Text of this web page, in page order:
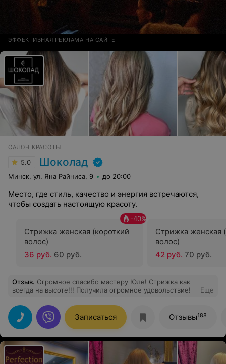
ЭФФЕКТИВНАЯ РЕКЛАМА НА САЙТЕ
САЛОН КРАСОТЫ
5.0 Шоколад
Минск, ул. Яна Райниса, 9 до 20:00
Место, где стиль, качество и энергия встречаются,
чтобы создать настоящую красоту.
Стрижка женская (короткий
волос)
-40%
36 руб. 60 руб.
Стрижка женская
волос)
42 руб. 70 руб.
Отзыв. Огромное спасибо мастеру Юле! Стрижка как
всегда на высоте!!! Получила огромное удовольствие!
Еще
Записаться Отзывы188